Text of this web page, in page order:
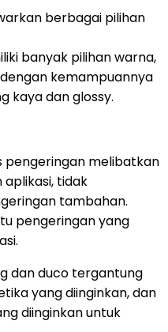
berbagai pilihan
banyak pilihan warna,
kemampuannya
kaya dan glossy.
pengeringan melibatkan
tidak
tambahan.
pengeringan yang
dan duco tergantung
yang diinginkan, dan
diinginkan untuk